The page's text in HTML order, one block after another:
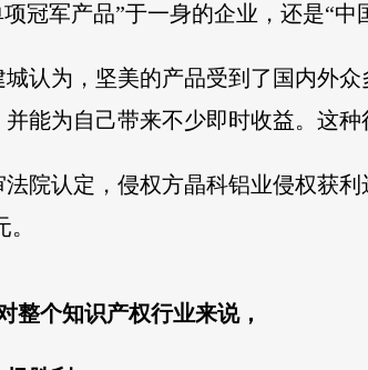
项冠军产品”于一身的企业，还是“
城认为，坚美的产品受到了国内外
能为自己带来不少即时收益。这
法院认定，侵权方晶科铝业侵权获
整个知识产权行业来说，